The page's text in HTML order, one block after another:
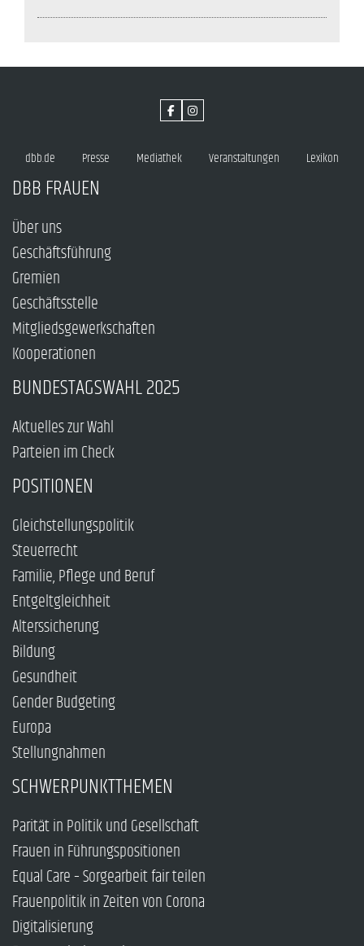
dbb.de Presse Mediathek Veranstaltungen Lexikon
DBB FRAUEN
Über uns
Geschäftsführung
Gremien
Geschäftsstelle
Mitgliedsgewerkschaften
Kooperationen
BUNDESTAGSWAHL 2025
Aktuelles zur Wahl
Parteien im Check
POSITIONEN
Gleichstellungspolitik
Steuerrecht
Familie, Pflege und Beruf
Entgeltgleichheit
Alterssicherung
Bildung
Gesundheit
Gender Budgeting
Europa
Stellungnahmen
SCHWERPUNKTTHEMEN
Parität in Politik und Gesellschaft
Frauen in Führungspositionen
Equal Care – Sorgearbeit fair teilen
Frauenpolitik in Zeiten von Corona
Digitalisierung